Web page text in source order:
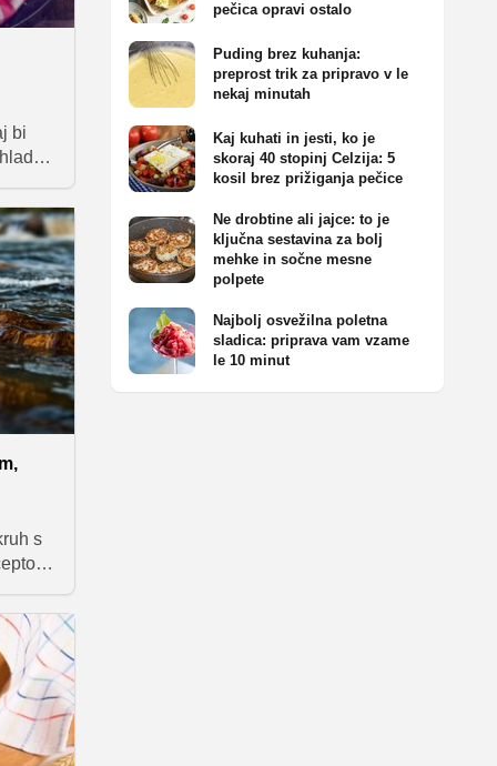
bi
v
iz
in
s
ta
del
s
kruh
pečica opravi ostalo
Puding brez kuhanja:
preprost trik za pripravo v le
nekaj minutah
Kaj kuhati in jesti, ko je
skoraj 40 stopinj Celzija: 5
kosil brez prižiganja pečice
Ne drobtine ali jajce: to je
ključna sestavina za bolj
mehke in sočne mesne
polpete
Najbolj osvežilna poletna
sladica: priprava vam vzame
le 10 minut